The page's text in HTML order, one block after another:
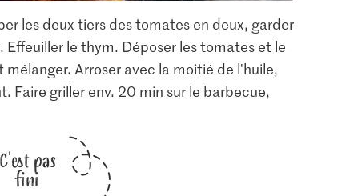
les deux tiers des tomates en deux, garder
le thym. Déposer les tomates et le
Arroser avec la moitié de l'huile,
Faire griller env. 20 min sur le barbecue,
C'est pas
fini